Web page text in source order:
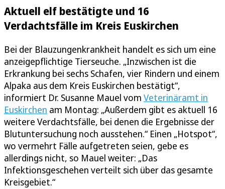
Aktuell elf bestätigte und 16
Verdachtsfälle im Kreis Euskirchen
Bei der Blauzungenkrankheit handelt es sich um eine
anzeigepflichtige Tierseuche. „Inzwischen ist die
Erkrankung bei sechs Schafen, vier Rindern und einem
Alpaka aus dem Kreis Euskirchen bestätigt“,
informiert Dr. Susanne Mauel vom Veterinäramt in
Euskirchen am Montag: „Außerdem gibt es aktuell 16
weitere Verdachtsfälle, bei denen die Ergebnisse der
Blutuntersuchung noch ausstehen.“ Einen „Hotspot“,
wo vermehrt Fälle aufgetreten seien, gebe es
allerdings nicht, so Mauel weiter: „Das
Infektionsgeschehen verteilt sich über das gesamte
Kreisgebiet.“